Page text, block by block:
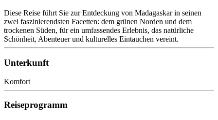
Diese Reise führt Sie zur Entdeckung von Madagaskar in seinen
zwei faszinierendsten Facetten: dem grünen Norden und dem
trockenen Süden, für ein umfassendes Erlebnis, das natürliche
Schönheit, Abenteuer und kulturelles Eintauchen vereint.
Unterkunft
Komfort
Reiseprogramm